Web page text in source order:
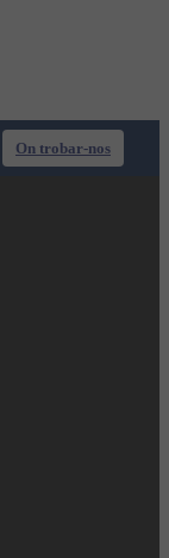
On trobar-nos